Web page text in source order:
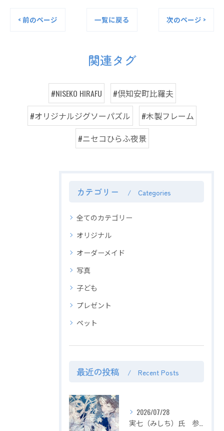
< 前のページ 一覧に戻る 次のページ >
関連タグ
#NISEKO HIRAFU
#倶知安町比羅夫
#オリジナルジグソーパズル
#木製フレーム
#ニセコひらふ夜景
カテゴリー Categories
全てのカテゴリー
オリジナル
オーダーメイド
写真
子ども
プレゼント
ペット
最近の投稿 Recent Posts
2026/07/28